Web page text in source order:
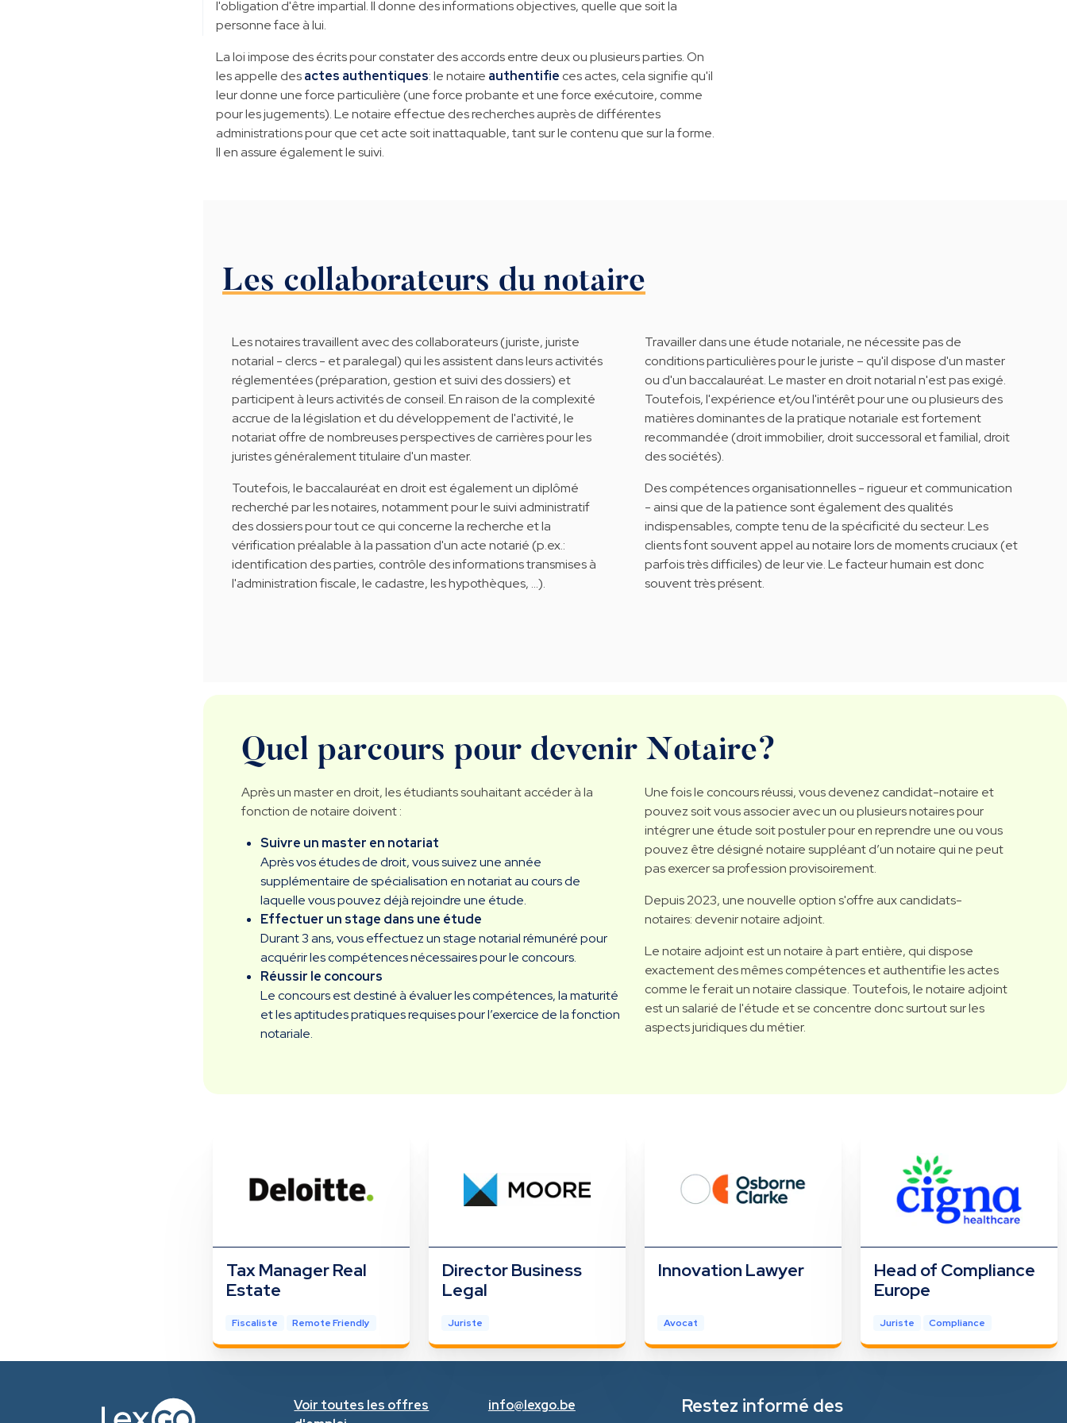
l'obligation d'être impartial. Il donne des informations objectives, quelle que soit la
personne face à lui.
La loi impose des écrits pour constater des accords entre deux ou plusieurs parties. On
les appelle desactes authentiques: le notaire authentifie ces actes, cela signifie qu'il
leur donne une force particulière (une force probante et une force exécutoire, comme
pour les jugements). Le notaire effectue des recherches auprès de différentes
administrations pour que cet acte soit inattaquable, tant sur le contenu que sur la forme.
Il en assure également le suivi.
Les collaborateurs du notaire
Les notaires travaillent avec des collaborateurs (juriste, juriste
notarial - clercs - et paralegal) qui les assistent dans leurs activités
réglementées (préparation, gestion et suivi des dossiers) et
participent à leurs activités de conseil. En raison de la complexité
accrue de la législation et du développement de l'activité, le
notariat offre de nombreuses perspectives de carrières pour les
juristes généralement titulaire d'un master.
Toutefois, le baccalauréat en droit est également un diplômé
recherché par les notaires, notamment pour le suivi administratif
des dossiers pour tout ce qui concerne la recherche et la
vérification préalable à la passation d'un acte notarié (p.ex.:
identification des parties, contrôle des informations transmises à
l'administration fiscale, le cadastre, les hypothèques, …).
Travailler dans une étude notariale, ne nécessite pas de
conditions particulières pour le juriste – qu'il dispose d'un master
ou d'un baccalauréat. Le master en droit notarial n'est pas exigé.
Toutefois, l'expérience et/ou l'intérêt pour une ou plusieurs des
matières dominantes de la pratique notariale est fortement
recommandée (droit immobilier, droit successoral et familial, droit
des sociétés).
Des compétences organisationnelles - rigueur et communication
- ainsi que de la patience sont également des qualités
indispensables, compte tenu de la spécificité du secteur. Les
clients font souvent appel au notaire lors de moments cruciaux (et
parfois très difficiles) de leur vie. Le facteur humain est donc
souvent très présent.
Quel parcours pour devenir Notaire?
Après un master en droit, les étudiants souhaitant accéder à la
fonction de notaire doivent :
Suivre un master en notariat
Après vos études de droit, vous suivez une année
supplémentaire de spécialisation en notariat au cours de
laquelle vous pouvez déjà rejoindre une étude.
Effectuer un stage dans une étude
Durant 3 ans, vous effectuez un stage notarial rémunéré pour
acquérir les compétences nécessaires pour le concours.
Réussir le concours
Le concours est destiné à évaluer les compétences, la maturité
et les aptitudes pratiques requises pour l’exercice de la fonction
notariale.
Une fois le concours réussi, vous devenez candidat-notaire et
pouvez soit vous associer avec un ou plusieurs notaires pour
intégrer une étude soit postuler pour en reprendre une ou vous
pouvez être désigné notaire suppléant d’un notaire qui ne peut
pas exercer sa profession provisoirement.
Depuis 2023, une nouvelle option s'offre aux candidats-
notaires: devenir notaire adjoint.
Le notaire adjoint est un notaire à part entière, qui dispose
exactement des mêmes compétences et authentifie les actes
comme le ferait un notaire classique. Toutefois, le notaire adjoint
est un salarié de l'étude et se concentre donc surtout sur les
aspects juridiques du métier.
Tax Manager Real
Estate
Fiscaliste Remote Friendly
Director Business
Legal
Juriste
Innovation Lawyer
Avocat
Head of Compliance
Europe
Juriste Compliance
Voir toutes les offres
info@lexgo.be
Restez informé des